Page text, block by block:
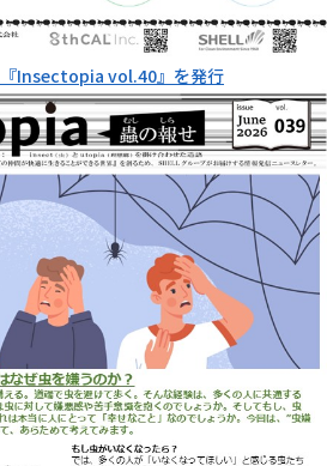
『Insectopia vol.40』を発行